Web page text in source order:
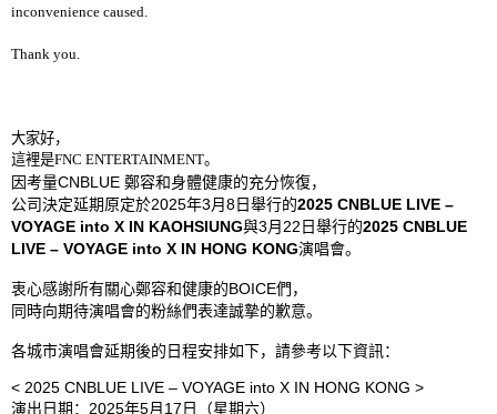
inconvenience caused.
Thank you.
大家好，
這裡是FNC ENTERTAINMENT。
因考量CNBLUE 鄭容和身體健康的充分恢復，
公司決定延期原定於2025年3月8日 舉行的2025 CNBLUE LIVE –
VOYAGE into X IN KAOHSIUNG與3月 22 日 舉行的2025 CNBLUE
LIVE – VOYAGE into X IN HONG KONG演唱會。
衷心感謝所有關心鄭容和健康的BOICE們，
同時向期待演唱會的粉絲們表達誠摯的歉意。
各城市演唱會延期後的日程安排如下，請參考以下資訊：
< 2025 CNBLUE LIVE – VOYAGE into X IN HONG KONG >
演出日期： 2025年5月 17 日（星期六）